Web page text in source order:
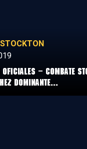
Oficiales – Combate
dominante...